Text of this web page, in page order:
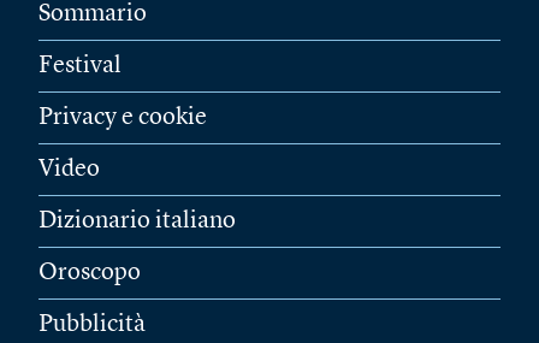
Sommario
Festival
Privacy e cookie
Video
Dizionario italiano
Oroscopo
Pubblicità